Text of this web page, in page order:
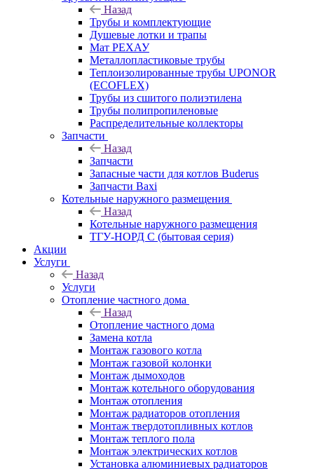
Назад
Трубы и комплектующие
Душевые лотки и трапы
Мат РЕХАУ
Металлопластиковые трубы
Теплоизолированные трубы UPONOR
(ECOFLEX)
Трубы из сшитого полиэтилена
Трубы полипропиленовые
Распределительные коллекторы
Запчасти
Назад
Запчасти
Запасные части для котлов Buderus
Запчасти Baxi
Котельные наружного размещения
Назад
Котельные наружного размещения
ТГУ-НОРД С (бытовая серия)
Акции
Услуги
Назад
Услуги
Отопление частного дома
Назад
Отопление частного дома
Замена котла
Монтаж газового котла
Монтаж газовой колонки
Монтаж дымоходов
Монтаж котельного оборудования
Монтаж отопления
Монтаж радиаторов отопления
Монтаж твердотопливных котлов
Монтаж теплого пола
Монтаж электрических котлов
Установка алюминиевых радиаторов